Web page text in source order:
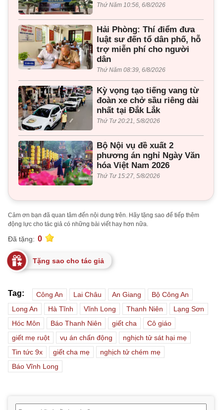
Thứ Năm 10:56, 6/8/2026
Hải Phòng: Thí điểm đưa
luật sư đến tổ dân phố, hỗ
trợ miễn phí cho người
dân
Thứ Năm 08:39, 6/8/2026
Kỳ vọng tạo tiếng vang từ
đoàn xe chở sầu riêng dài
nhất tại Đắk Lắk
Thứ Tư 20:21, 5/8/2026
Bộ Nội vụ đề xuất 2
phương án nghỉ Ngày Văn
hóa Việt Nam 2026
Thứ Tư 15:27, 5/8/2026
Cảm ơn bạn đã quan tâm đến nội dung trên. Hãy tặng sao để tiếp thêm
động lực cho tác giả có những bài viết hay hơn nữa.
Đã tặng: 0
Tặng sao cho tác giả
Tag: Công An Lai Châu An Giang
Bộ Công An
Long An
Hà Tĩnh Vĩnh Long Thanh Niên
Lạng Sơn
Hóc Môn
Báo Thanh Niên giết cha
Cô giáo
giết mẹ ruột
vụ án chấn động
nghịch tử sát hại mẹ
Tin tức 9x
giết cha mẹ
nghịch tử chém mẹ
Báo Vĩnh Long